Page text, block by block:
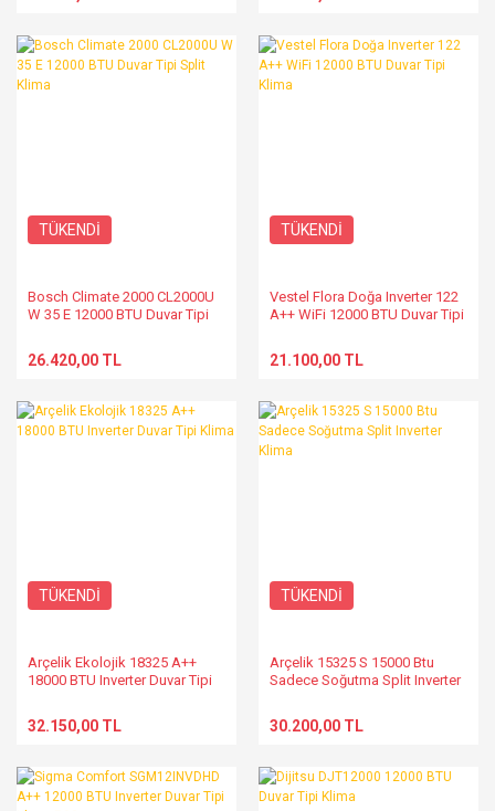
TÜKENDİ
Bosch Climate 2000 CL2000U
W 35 E 12000 BTU Duvar Tipi
26.420,00 TL
TÜKENDİ
Vestel Flora Doğa Inverter 122
A++ WiFi 12000 BTU Duvar Tipi
21.100,00 TL
TÜKENDİ
Arçelik Ekolojik 18325 A++
18000 BTU Inverter Duvar Tipi
32.150,00 TL
TÜKENDİ
Arçelik 15325 S 15000 Btu
Sadece Soğutma Split Inverter
30.200,00 TL